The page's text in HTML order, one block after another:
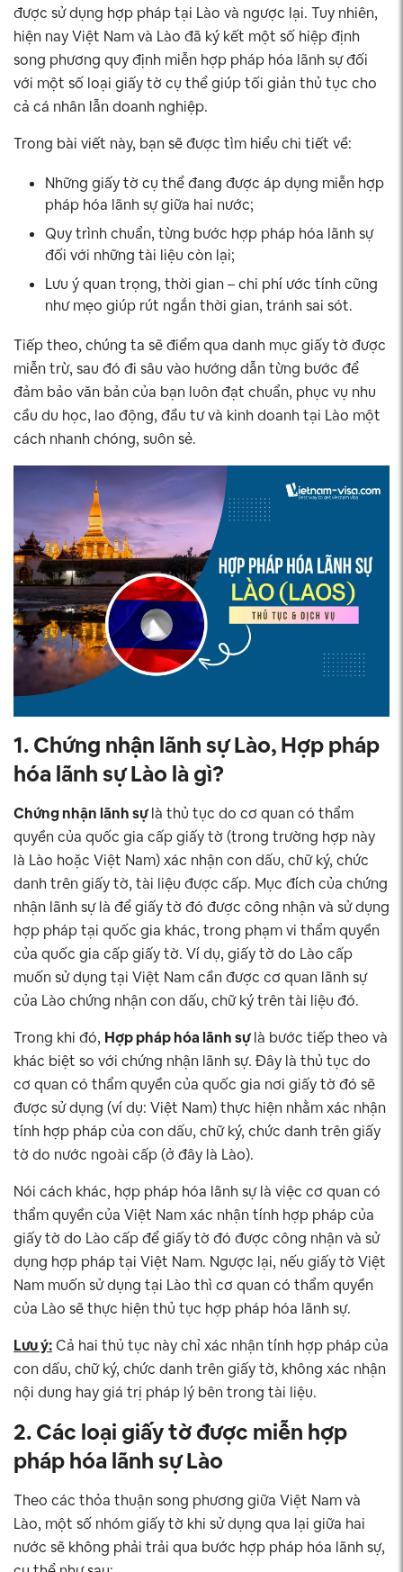
được sử dụng hợp pháp tại Lào và ngược lại. Tuy nhiên,
hiện nay Việt Nam và Lào đã ký kết một số hiệp định
song phương quy định miễn hợp pháp hóa lãnh sự đối
với một số loại giấy tờ cụ thể giúp tối giản thủ tục cho
cả cá nhân lẫn doanh nghiệp.
Trong bài viết này, bạn sẽ được tìm hiểu chi tiết về:
Những giấy tờ cụ thể đang được áp dụng miễn hợp
pháp hóa lãnh sự giữa hai nước;
Quy trình chuẩn, từng bước hợp pháp hóa lãnh sự
đối với những tài liệu còn lại;
Lưu ý quan trọng, thời gian – chi phí ước tính cũng
như mẹo giúp rút ngắn thời gian, tránh sai sót.
Tiếp theo, chúng ta sẽ điểm qua danh mục giấy tờ được
miễn trừ, sau đó đi sâu vào hướng dẫn từng bước để
đảm bảo văn bản của bạn luôn đạt chuẩn, phục vụ nhu
cầu du học, lao động, đầu tư và kinh doanh tại Lào một
cách nhanh chóng, suôn sẻ.
1. Chứng nhận lãnh sự Lào, Hợp pháp
hóa lãnh sự Lào là gì?
Chứng nhận lãnh sựlà thủ tục do cơ quan có thẩm
quyền của quốc gia cấp giấy tờ (trong trường hợp này
là Lào hoặc Việt Nam) xác nhận con dấu, chữ ký, chức
danh trên giấy tờ, tài liệu được cấp. Mục đích của chứng
nhận lãnh sự là để giấy tờ đó được công nhận và sử dụng
hợp pháp tại quốc gia khác, trong phạm vi thẩm quyền
của quốc gia cấp giấy tờ. Ví dụ, giấy tờ do Lào cấp
muốn sử dụng tại Việt Nam cần được cơ quan lãnh sự
của Lào chứng nhận con dấu, chữ ký trên tài liệu đó.
Trong khi đó, Hợp pháp hóa lãnh sựlà bước tiếp theo và
khác biệt so với chứng nhận lãnh sự. Đây là thủ tục do
cơ quan có thẩm quyền của quốc gia nơi giấy tờ đó sẽ
được sử dụng (ví dụ: Việt Nam) thực hiện nhằm xác nhận
tính hợp pháp của con dấu, chữ ký, chức danh trên giấy
tờ do nước ngoài cấp (ở đây là Lào).
Nói cách khác, hợp pháp hóa lãnh sự là việc cơ quan có
thẩm quyền của Việt Nam xác nhận tính hợp pháp của
giấy tờ do Lào cấp để giấy tờ đó được công nhận và sử
dụng hợp pháp tại Việt Nam. Ngược lại, nếu giấy tờ Việt
Nam muốn sử dụng tại Lào thì cơ quan có thẩm quyền
của Lào sẽ thực hiện thủ tục hợp pháp hóa lãnh sự.
Lưu ý: Cả hai thủ tục này chỉ xác nhận tính hợp pháp của
con dấu, chữ ký, chức danh trên giấy tờ, không xác nhận
nội dung hay giá trị pháp lý bên trong tài liệu.
2. Các loại giấy tờ được miễn hợp
pháp hóa lãnh sự Lào
Theo các thỏa thuận song phương giữa Việt Nam và
Lào, một số nhóm giấy tờ khi sử dụng qua lại giữa hai
nước sẽ không phải trải qua bước hợp pháp hóa lãnh sự,